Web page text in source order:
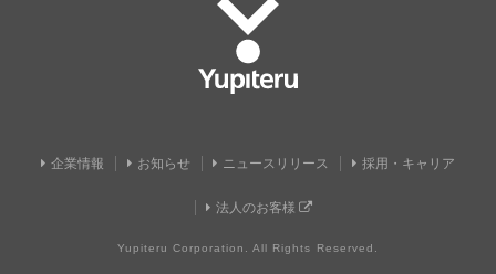
企業情報 お知らせ ニュースリリース 採用・キャリア
法人のお客様
Yupiteru Corporation. All Rights Reserved.